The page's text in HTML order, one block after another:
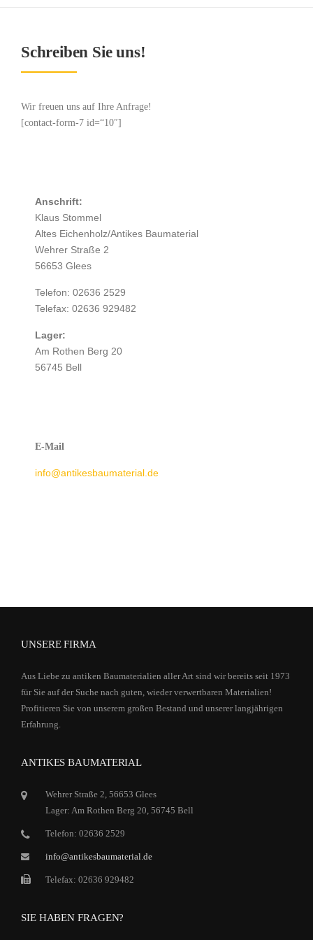
Schreiben Sie uns!
Wir freuen uns auf Ihre Anfrage!
[contact-form-7 id=“10″]
Anschrift:
Klaus Stommel
Altes Eichenholz/Antikes Baumaterial
Wehrer Straße 2
56653 Glees
Telefon: 02636 2529
Telefax: 02636 929482
Lager:
Am Rothen Berg 20
56745 Bell
E-Mail
info@antikesbaumaterial.de
UNSERE FIRMA
Aus Liebe zu antiken Baumaterialien aller Art sind wir bereits seit 1973
für Sie auf der Suche nach guten, wieder verwertbaren Materialien!
Profitieren Sie von unserem großen Bestand und unserer langjährigen
Erfahrung.
ANTIKES BAUMATERIAL
Wehrer Straße 2, 56653 Glees
Lager: Am Rothen Berg 20, 56745 Bell
Telefon: 02636 2529
info@antikesbaumaterial.de
Telefax: 02636 929482
SIE HABEN FRAGEN?